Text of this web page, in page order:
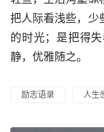
把人际看浅些，少
的时光；是把得
静，优雅随之。
励志语录 人生